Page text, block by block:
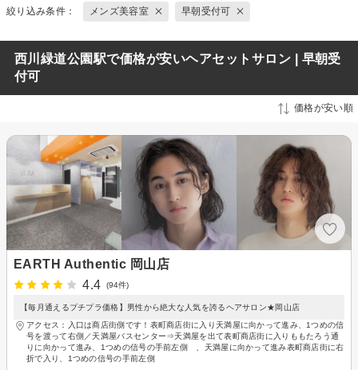
絞り込み条件： メンズ美容室 早朝受付可
西川緑道公園駅で価格が安いヘアセットサロン | 早朝受
付可
価格が安い順
EARTH Authentic 岡山店
4.4
(94件)
【毎月通えるプチプラ価格】男性から絶大な人気を誇るヘアサロン★岡山店
アクセス：入口は商店街側です！表町商店街に入り天満屋に向かって進み、1つめの信
号を渡って右側／天満屋バスセンター⇒天満屋を出て表町商店街に入りももたろう通
りに向かって進み、1つめの信号の手前左側 、天満屋に向かって進み表町商店街に右
折で入り、1つめの信号の手前左側